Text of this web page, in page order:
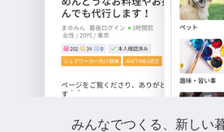
みんなでつくる、新しい